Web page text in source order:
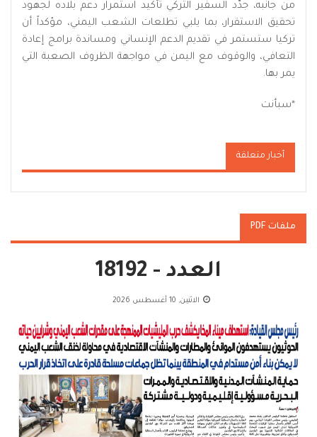
من جانبه، جدّد السفير التركي تأكيد استمرار دعم بلاده لجهود
تحقيق الاستقرار، بما يلبي تطلعات الشعب اليمني، مؤكداً أن
تركيا ستستمر في تقديم الدعم الإنساني ومساندة برامج إعادة
التعافي، والوقوف مع اليمن في مواجهة الظروف الصعبة التي
يمر بها.
*سبأنت
أخبار متعلقة
ملفات PDF
العدد - 18192
الاثنين, 10 أغسطس 2026